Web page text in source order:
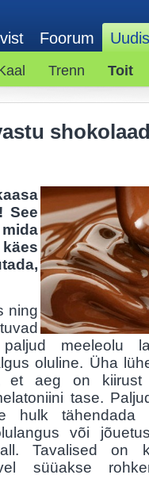
Foorum
Trenn Toit
See
ning
meeleolu
oluline. Üha
et aeg on kiirust
tase.
hulk tähendada
või
Tavalised on
süüakse